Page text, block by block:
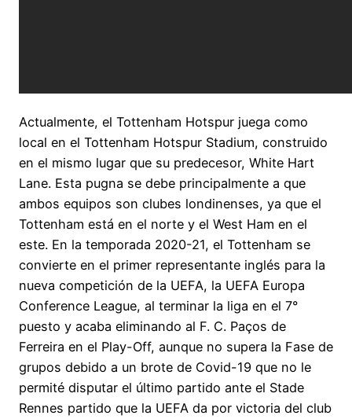
Actualmente, el Tottenham Hotspur juega como
local en el Tottenham Hotspur Stadium, construido
en el mismo lugar que su predecesor, White Hart
Lane. Esta pugna se debe principalmente a que
ambos equipos son clubes londinenses, ya que el
Tottenham está en el norte y el West Ham en el
este. En la temporada 2020-21, el Tottenham se
convierte en el primer representante inglés para la
nueva competición de la UEFA, la UEFA Europa
Conference League, al terminar la liga en el 7°
puesto y acaba eliminando al F. C. Paços de
Ferreira en el Play-Off, aunque no supera la Fase de
grupos debido a un brote de Covid-19 que no le
permité disputar el último partido ante el Stade
Rennes partido que la UEFA da por victoria del club